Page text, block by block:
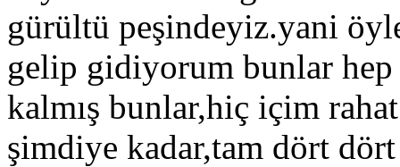
gürültü peşindeyiz.yani
gelip gidiyorum bunlar
kalmış bunlar,hiç içim
şimdiye kadar,tam dört